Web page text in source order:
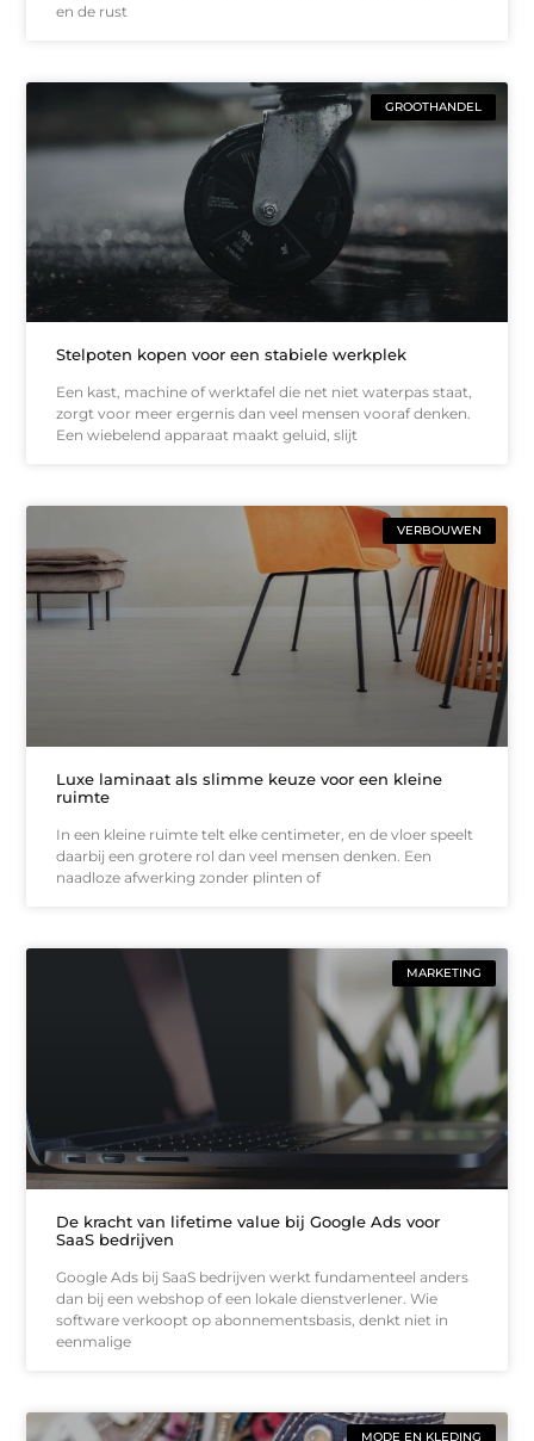
en de rust
GROOTHANDEL
Stelpoten kopen voor een stabiele werkplek
Een kast, machine of werktafel die net niet waterpas staat,
zorgt voor meer ergernis dan veel mensen vooraf denken.
Een wiebelend apparaat maakt geluid, slijt
VERBOUWEN
Luxe laminaat als slimme keuze voor een kleine
ruimte
In een kleine ruimte telt elke centimeter, en de vloer speelt
daarbij een grotere rol dan veel mensen denken. Een
naadloze afwerking zonder plinten of
MARKETING
De kracht van lifetime value bij Google Ads voor
SaaS bedrijven
Google Ads bij SaaS bedrijven werkt fundamenteel anders
dan bij een webshop of een lokale dienstverlener. Wie
software verkoopt op abonnementsbasis, denkt niet in
eenmalige
MODE EN KLEDING